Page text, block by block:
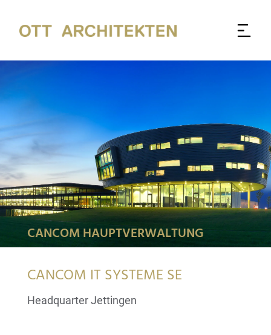
CANCOM HAUPTVERWALTUNG
CANCOM IT SYSTEME SE
Headquarter Jettingen